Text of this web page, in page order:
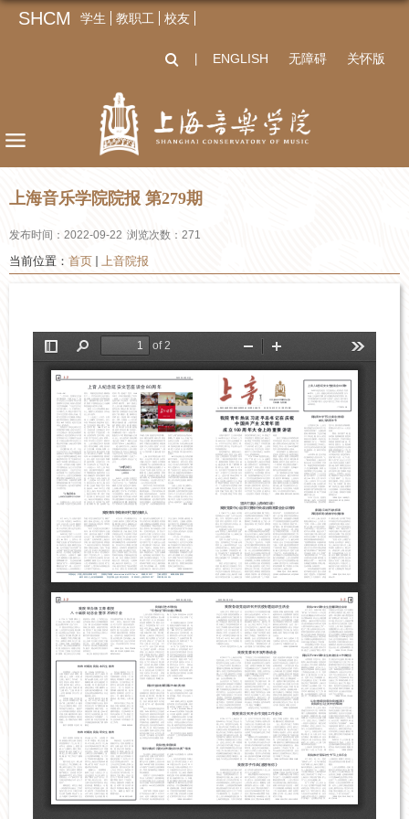
SHCM 学生 教职工 校友
ENGLISH 无障碍 关怀版
上海音乐学院院报 第279期
发布时间：2022-09-22 浏览次数： 271
当前位置： 首页 上音院报